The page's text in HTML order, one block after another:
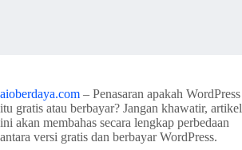
aioberdaya.com – Penasaran apakah WordPress
itu gratis atau berbayar? Jangan khawatir, artikel
ini akan membahas secara lengkap perbedaan
antara versi gratis dan berbayar WordPress.